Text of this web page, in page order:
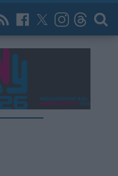
News Now Archív